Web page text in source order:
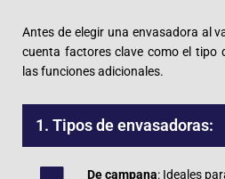
Antes de elegir una envasadora al
cuenta factores clave como el tipo
las funciones adicionales.
1. Tipos de envasadoras:
De campana: Ideales